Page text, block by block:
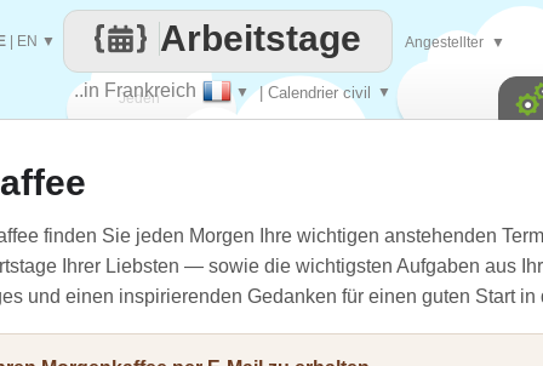
Jeden
..in Frankreich ▼ | Calendrier civil ▼
Arbeitstage
EN ▼ Angestellter ▼
finden Sie jeden Morgen Ihre wichtigen anstehenden
Ihrer Liebsten — sowie die wichtigsten Aufgaben aus
und einen inspirierenden Gedanken für einen guten Start in